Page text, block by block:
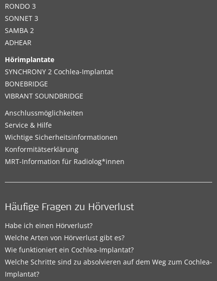
RONDO 3
SONNET 3
SAMBA 2
ADHEAR
Hörimplantate
SYNCHRONY 2 Cochlea-Implantat
BONEBRIDGE
VIBRANT SOUNDBRIDGE
Anschlussmöglichkeiten
Service & Hilfe
Wichtige Sicherheitsinformationen
Konformitätserklärung
MRT-Information für Radiolog*innen
Häufige Fragen zu Hörverlust
Habe ich einen Hörverlust?
Welche Arten von Hörverlust gibt es?
Wie funktioniert ein Cochlea-Implantat?
Welche Schritte sind zu absolvieren auf dem Weg zum Cochlea-
Implantat?